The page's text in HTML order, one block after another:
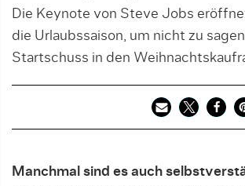
Die Keynote von Steve Jobs
die Urlaubssaison, um nicht zu
Startschuss in den
Manchmal sind es auch